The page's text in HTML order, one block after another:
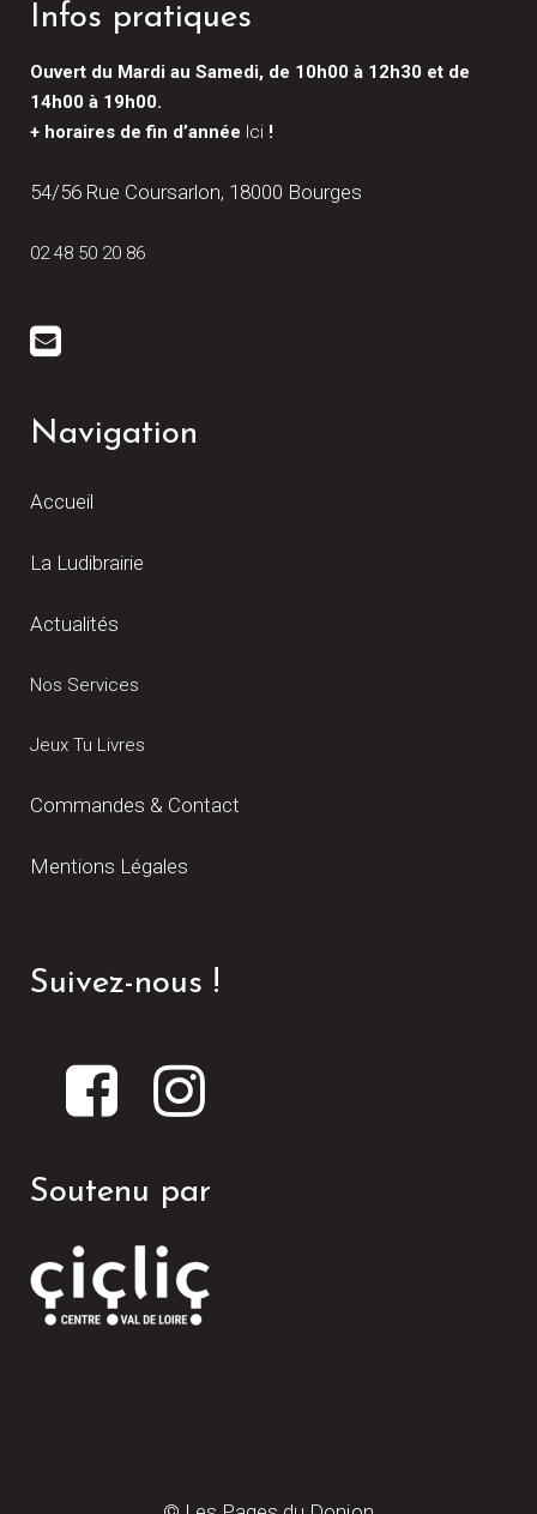
Infos pratiques
Ouvert du Mardi au Samedi, de 10h00 à 12h30 et de
14h00 à 19h00.
+ horaires de fin d’année Ici !
54/56 Rue Coursarlon, 18000 Bourges
02 48 50 20 86
Navigation
Accueil
La Ludibrairie
Actualités
Nos Services
Jeux Tu Livres
Commandes & Contact
Mentions Légales
Suivez-nous !
Soutenu par